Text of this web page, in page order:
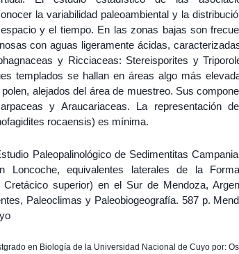
la variabilidad paleoambiental y la
y el tiempo. En las zonas bajas son
con aguas ligeramente ácidas,
y Ricciaceas: Stereisporites y
templados se hallan en áreas algo más
alejados del área de muestreo. Sus
y Araucariaceas. La representación
rocaensis) es mínima.
Paleopalinológico de Sedimentitas
Loncoche, equivalentes laterales de la
superior) en el Sur de Mendoza,
Paleoclimas y Paleobiogeografía. 587 p.
en Biología de la Universidad Nacional de Cuyo por: